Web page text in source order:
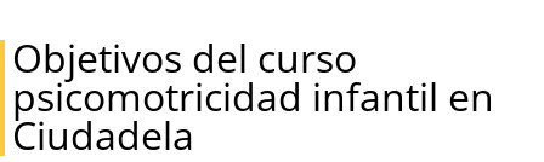
Objetivos del curso
psicomotricidad infantil en
Ciudadela